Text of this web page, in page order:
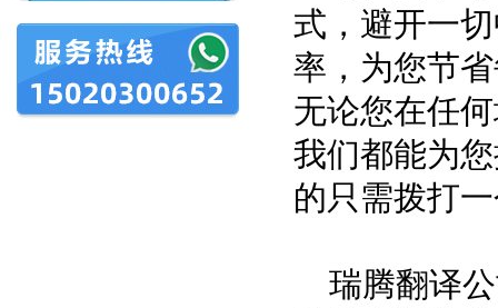
式，避开一
率，为您节
无论您在任
我们都能为
的只需拨打
瑞腾翻译公